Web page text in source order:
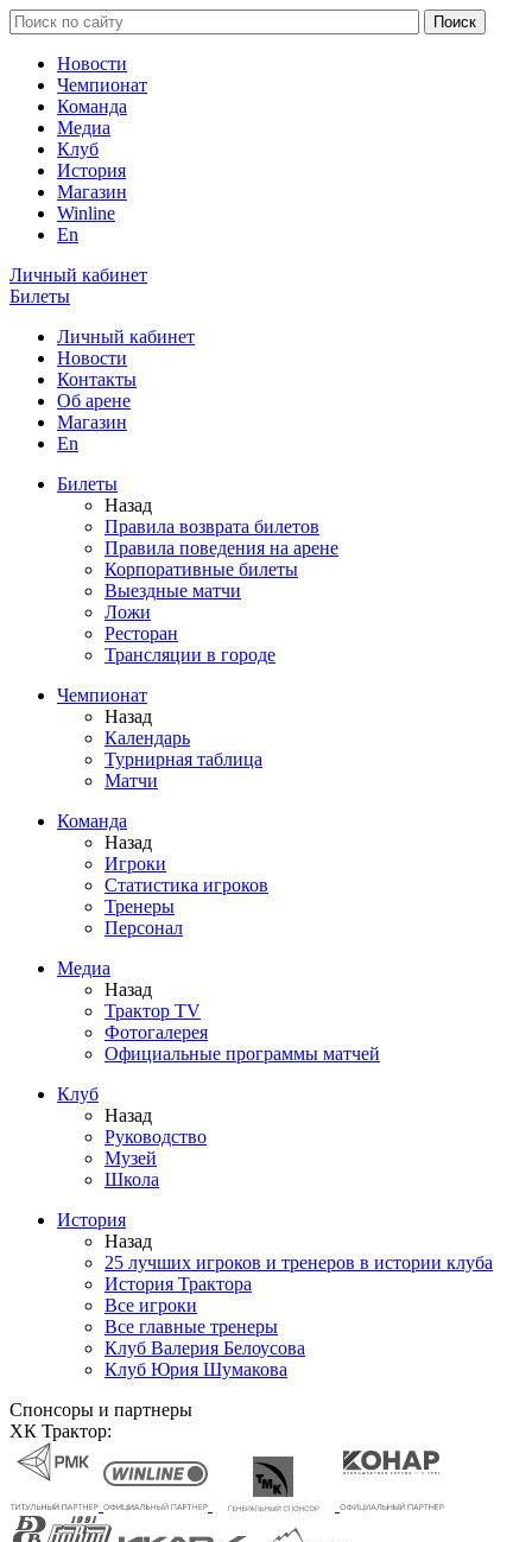
Новости
Чемпионат
Команда
Медиа
Клуб
История
Магазин
Winline
En
Личный кабинет
Билеты
Личный кабинет
Новости
Контакты
Об арене
Магазин
En
Билеты
Назад
Правила возврата билетов
Правила поведения на арене
Корпоративные билеты
Выездные матчи
Ложи
Ресторан
Трансляции в городе
Чемпионат
Назад
Календарь
Турнирная таблица
Матчи
Команда
Назад
Игроки
Статистика игроков
Тренеры
Персонал
Медиа
Назад
Трактор TV
Фотогалерея
Официальные программы матчей
Клуб
Назад
Руководство
Музей
Школа
История
Назад
25 лучших игроков и тренеров в истории клуба
История Трактора
Все игроки
Все главные тренеры
Клуб Валерия Белоусова
Клуб Юрия Шумакова
Спонсоры и партнеры
ХК Трактор: